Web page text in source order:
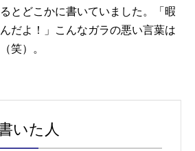
とどこかに書いていました。「暇
だよ！」こんなガラの悪い言葉は
笑）。
いた人